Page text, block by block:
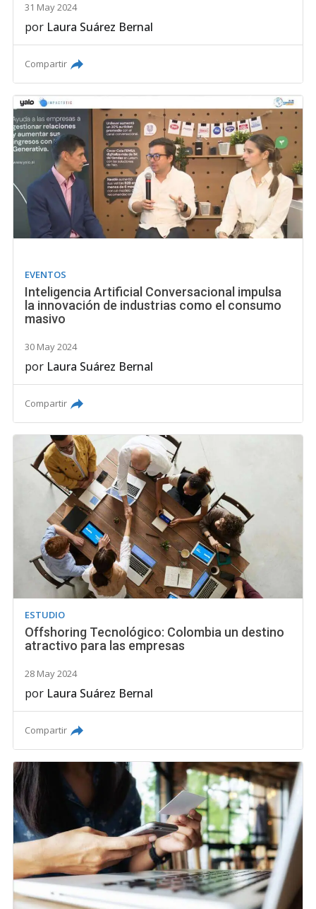
31 May 2024
por Laura Suárez Bernal
Compartir
EVENTOS
Inteligencia Artificial Conversacional impulsa
la innovación de industrias como el consumo
masivo
30 May 2024
por Laura Suárez Bernal
Compartir
ESTUDIO
Offshoring Tecnológico: Colombia un destino
atractivo para las empresas
28 May 2024
por Laura Suárez Bernal
Compartir